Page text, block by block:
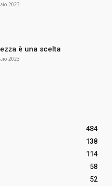
2023
è una scelta
2023
484
138
114
58
52